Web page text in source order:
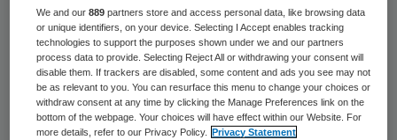
Hulp bij zelfdoding
Onder meer dagbladde Stentorstelt in de
zaterdageditie dat de NVvP adviseert
patiënten met een doodswens per definitie
We and our889 partners store and access personal data, like browsing data
or unique identifiers, on your device. Selecting I Accept enables tracking
technologies to support the purposes shown under we and our partners
process data to provide. Selecting Reject All or withdrawing your consent will
disable them. If trackers are disabled, some content and ads you see may not
be as relevant to you. You can resurface this menu to change your choices or
withdraw consent at any time by clicking the Manage Preferences link on the
bottom of the webpage. Your choices will have effect within our Website. For
more details, refer to our Privacy Policy.
Privacy Statement